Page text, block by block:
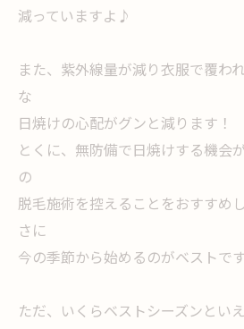
減っていますよ♪
また、紫外線量が減り衣服で覆わ
な
日焼けの心配がグンと減ります！
とくに、無防備で日焼けする機会
の
脱毛施術を控えることをおすすめ
さに
今の季節から始めるのがベストで
ただ、いくらベストシーズンとい